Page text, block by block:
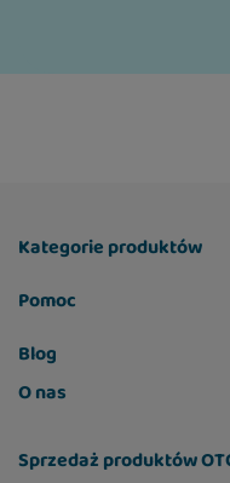
Kategorie produktów
Pomoc
Blog
O nas
Sprzedaż produktów